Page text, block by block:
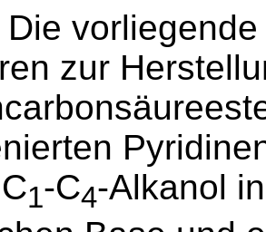
Die
zur
1-C4-Alkanol